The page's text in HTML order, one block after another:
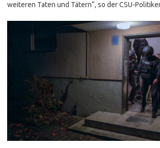
weiteren Taten und Tätern“, so der CSU-